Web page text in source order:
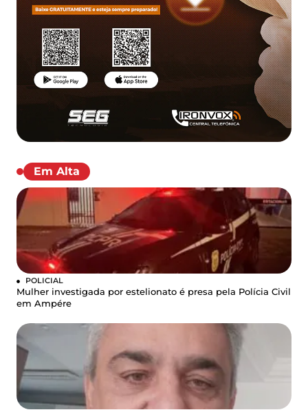
Em Alta
POLICIAL
Mulher investigada por estelionato é presa pela Polícia Civil
em Ampére